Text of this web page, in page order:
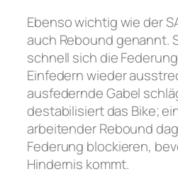
Ebenso wichtig wie der
auch Rebound genannt.
schnell sich die
Einfedern wieder
ausfedernde Gabel
destabilisiert das Bike;
arbeitender Rebound
Federung blockieren,
Hindernis kommt.